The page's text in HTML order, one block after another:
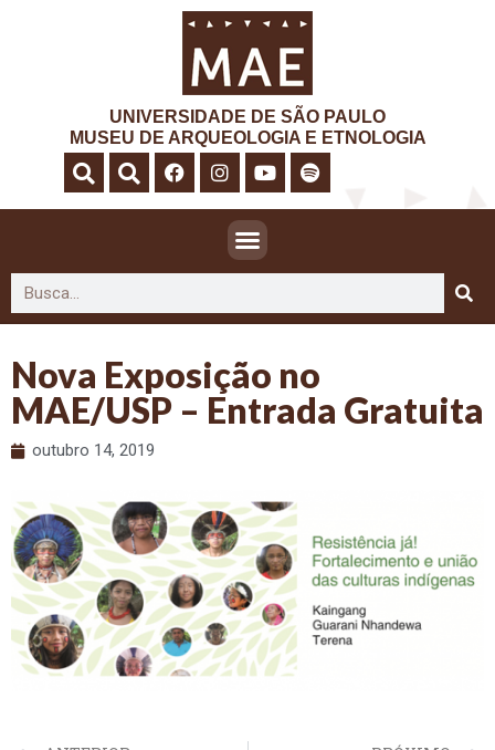
UNIVERSIDADE DE SÃO PAULO
MUSEU DE ARQUEOLOGIA E ETNOLOGIA
Nova Exposição no
MAE/USP – Entrada Gratuita
outubro 14, 2019